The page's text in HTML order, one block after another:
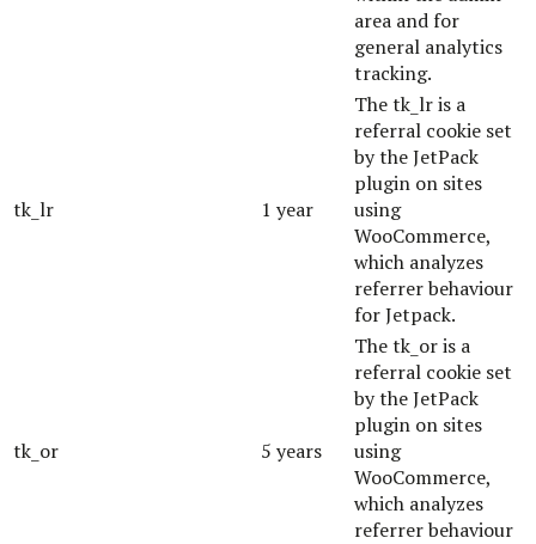
area and for
general analytics
tracking.
tk_lr 1 year
The tk_lr is a
referral cookie set
by the JetPack
plugin on sites
using
WooCommerce,
which analyzes
referrer behaviour
for Jetpack.
tk_or 5 years
The tk_or is a
referral cookie set
by the JetPack
plugin on sites
using
WooCommerce,
which analyzes
referrer behaviour